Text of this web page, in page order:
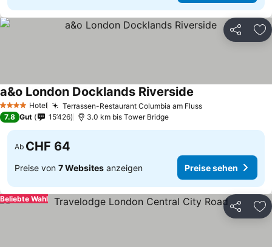
Teilen
4 Sterne Hotel Terrassen-Restaurant Columbia am FlussPreise sehen
a&o London Docklands Riverside
7.8 Gut 15’426 3.0 km bis Tower Bridge
Ab CHF 64
Preise von 7 Websites anzeigen Preise sehen
Teilen
Beliebte Wahl